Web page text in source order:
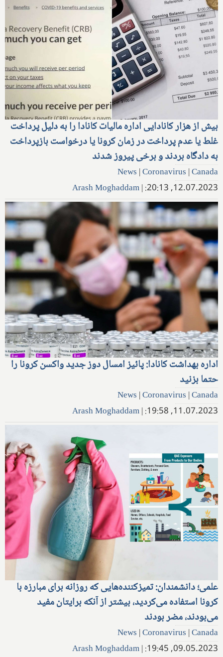
بیش از هزار کانادایی اداره مالیات کانادا را به دلیل پرداخت
غلط یا عدم پرداخت در زمان کرونا یا درخواست بازپرداخت
به دادگاه بردند و برخی پیروز شدند
News |Coronavirus |Canada
12.07.2023, 20:13:
|
Arash Moghaddam
اداره بهداشت کانادا: پائیز امسال دوز جدید واکسن کرونا را
حتما بزنید
News |Coronavirus |Canada
11.07.2023, 19:58:
|
Arash Moghaddam
علمی؛ دانشمندان: تمیزکننده‌هایی که روزانه برای مبارزه با
کرونا استفاده می‌کردید، بیشتر از آنکه برایتان مفید
می‌بودند، مضر بودند
News |Coronavirus |Canada
09.05.2023, 19:45:
|
Arash Moghaddam